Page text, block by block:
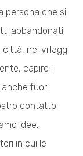
persona che si
abbandonati
città, nei villaggi
capire i
fuori
contatto
idee.
in cui le